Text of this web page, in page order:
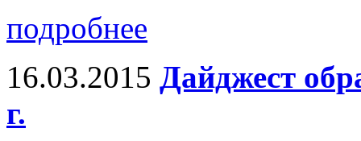
подробнее
16.03.2015 Дайджест
г.